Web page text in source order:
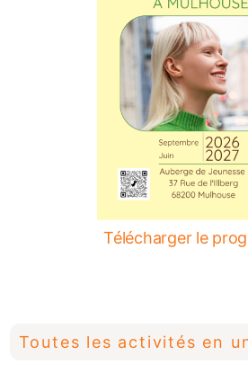
Télécharger le
Toutes les activités en